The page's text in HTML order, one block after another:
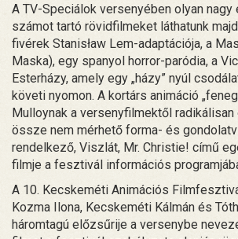
A TV-Speciálok versenyében olyan
számot tartó rövidfilmeket láthatunk
fivérek Stanisław Lem-adaptációja, a
Maska), egy spanyol horror-paródia, a
Esterházy, amely egy „házy” nyúl
követi nyomon. A kortárs animáció
Mulloynak a versenyfilmektől
össze nem mérhető forma- és
rendelkező, Viszlát, Mr. Christie! című
filmje a fesztivál információs
A 10. Kecskeméti Animációs
Kozma Ilona, Kecskeméti Kálmán és
háromtagú előzsűrije a versenybe